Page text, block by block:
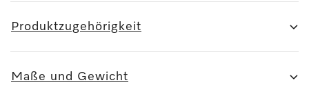
Produktzugehörigkeit
Maße und Gewicht